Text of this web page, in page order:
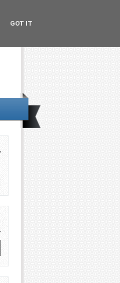
GOT IT